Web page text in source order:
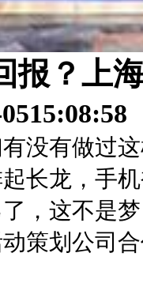
报？上
15:08:58
没有做过
长龙，手
，这不是
策划公司